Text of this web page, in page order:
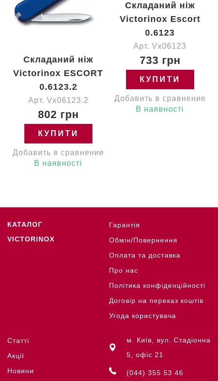
Складаний ніж
Victorinox ESCORT
0.6123.2
Арт. Vx06123.2
802 грн
КУПИТИ
Добавить в сравнение
В наявності
Складаний ніж
Victorinox Escort
0.6123
Арт. Vx06123
733 грн
КУПИТИ
Добавить в сравнение
В наявності
КАТАЛОГ
VICTORINOX
Гарантія
Обмін/Повернення
Оплата та доставка
Про нас
Політика конфіденційності
Договір на переказ коштів
Угода користувача
Статті
Акції
Новини
м. Київ, вул. Стадіонна
5, офіс 21
(044) 355 53 46